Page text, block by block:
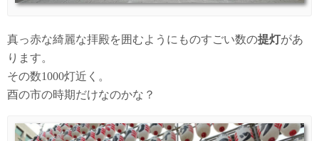
真っ赤な綺麗な拝殿を囲むようにものすごい数の提灯があ
ります。
その数1000灯近く。
酉の市の時期だけなのかな？